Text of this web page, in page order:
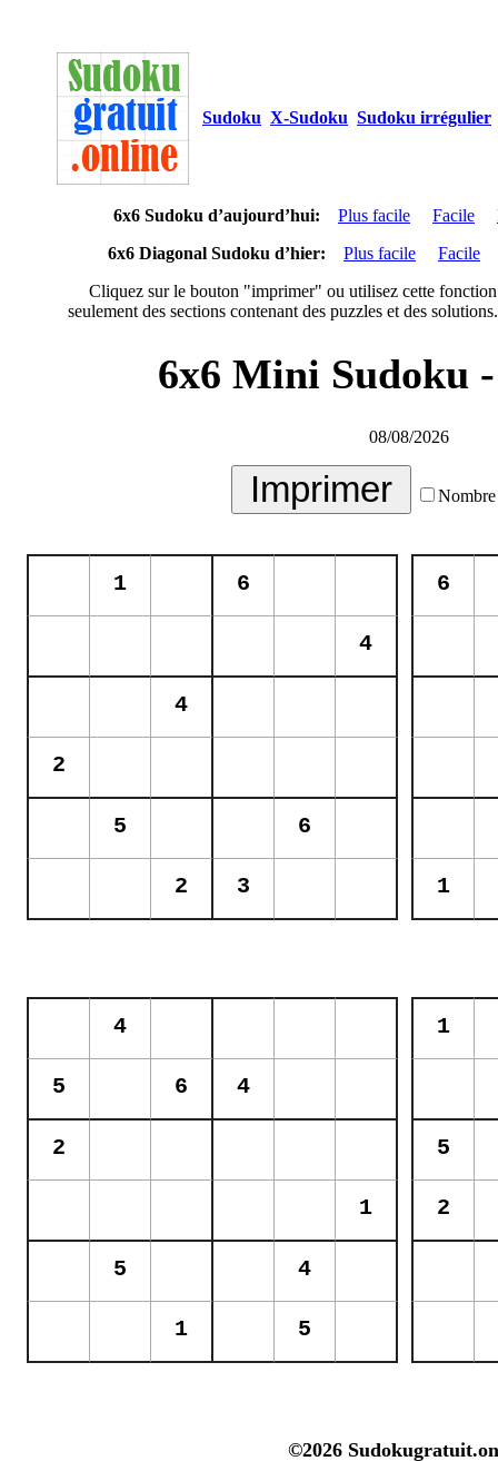
Sudoku X-Sudoku Sudoku irrégulier
6x6 Sudoku d’aujourd’hui: Plus facile Facile
6x6 Diagonal Sudoku d’hier:
Plus facile
Facile
Cliquez sur le bouton "imprimer" ou utilisez cette
seulement des sections contenant des puzzles et des
6x6 Mini Sudoku
08/08/2026
Nombre
©2026